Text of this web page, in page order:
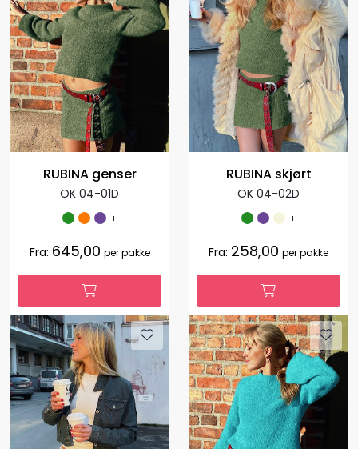
RUBINA genser
OK 04-01D
+
Fra: 645,00 per pakke
RUBINA skjørt
OK 04-02D
+
Fra: 258,00 per pakke